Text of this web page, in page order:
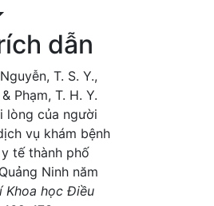
dẫn
T. S. Y.,
Phạm, T. H. Y.
lòng của người
vụ khám bệnh
tế thành phố
Ninh năm
Khoa học Điều